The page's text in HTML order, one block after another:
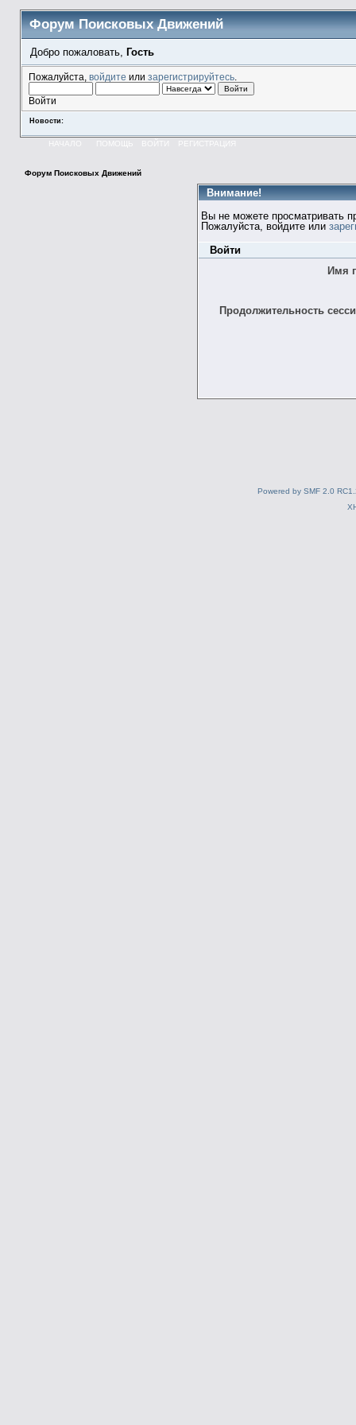
Форум Поисковых Движений
Добро пожаловать, Гость
Пожалуйста, войдите или зарегистрируйтесь.
Войти
Новости:
НАЧАЛО ПОМОЩЬ ВОЙТИ РЕГИСТРАЦИЯ
Форум Поисковых Движений
Внимание!
Вы не можете просматривать
Пожалуйста, войдите или
Войти
Имя
Продолжительность
Powered by SMF 2.0